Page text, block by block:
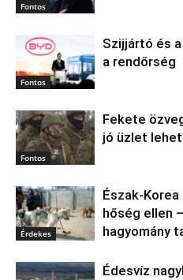
Fontos
Fontos
Szijjártó és
a rendőrség
Fontos
Fekete
jó üzlet lehet
Érdekes
hőség ellen
hagyomány
Édesvíz